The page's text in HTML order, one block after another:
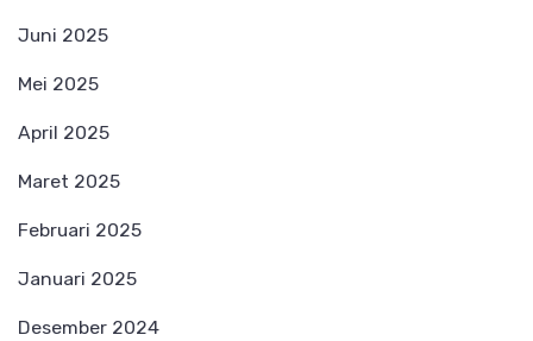
Juni 2025
Mei 2025
April 2025
Maret 2025
Februari 2025
Januari 2025
Desember 2024